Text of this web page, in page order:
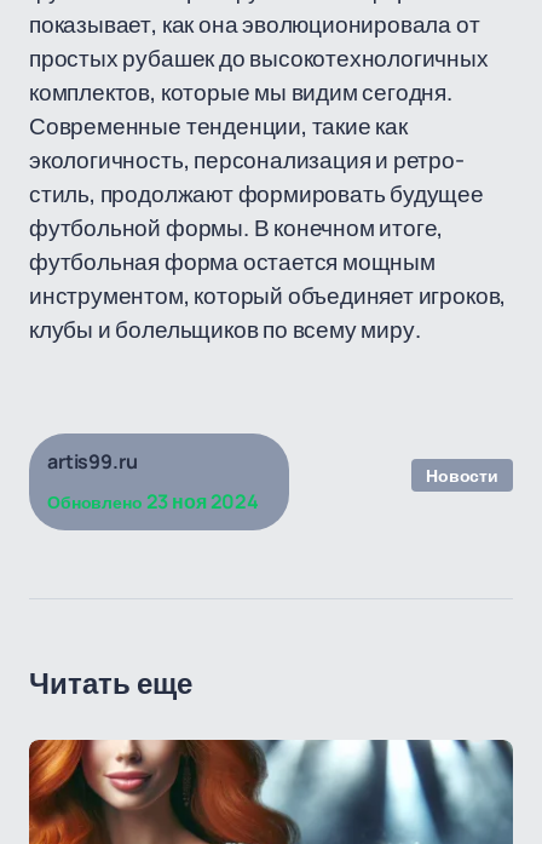
показывает, как она эволюционировала от
простых рубашек до высокотехнологичных
комплектов, которые мы видим сегодня.
Современные тенденции, такие как
экологичность, персонализация и ретро-
стиль, продолжают формировать будущее
футбольной формы. В конечном итоге,
футбольная форма остается мощным
инструментом, который объединяет игроков,
клубы и болельщиков по всему миру.
artis99.ru
Обновлено 23 ноя 2024
Новости
Читать еще